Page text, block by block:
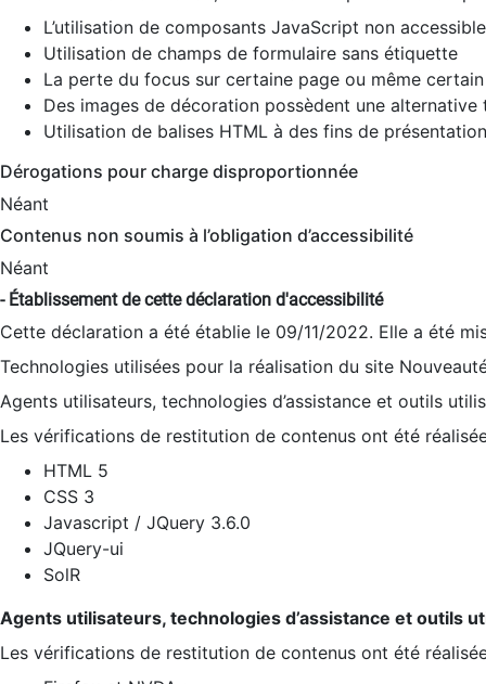
L’utilisation de composants JavaScript non
Utilisation de champs de formulaire sans étiquette
La perte du focus sur certaine page ou même
Des images de décoration possèdent une alternative
Utilisation de balises HTML à des fins de
Dérogations pour charge disproportionnée
Néant
Contenus non soumis à l’obligation d’accessibilité
Néant
- Établissement de cette déclaration d'accessibilité
Cette déclaration a été établie le 09/11/2022. Elle a été
Technologies utilisées pour la réalisation du site
Agents utilisateurs, technologies d’assistance et outils
Les vérifications de restitution de contenus ont été
HTML 5
CSS 3
Javascript / JQuery 3.6.0
JQuery-ui
SolR
Agents utilisateurs, technologies d’assistance et outils
Les vérifications de restitution de contenus ont été